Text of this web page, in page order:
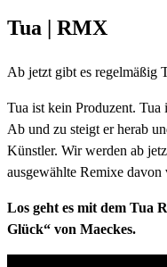
Tua | RMX
Ab jetzt gibt es regelmäßig
Tua ist kein Produzent.
Ab und zu steigt er herab
Künstler. Wir werden ab
ausgewählte Remixe
Los geht es mit dem Tua
Glück“ von Maeckes.